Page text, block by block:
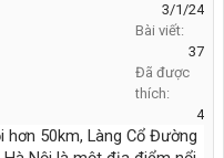
3/1/24
Bài viết:
37
Đã được
thích:
4
50km, Làng Cổ Đường